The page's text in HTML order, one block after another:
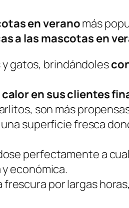
en veranomás
a las mascotas en
ygatos, brindándoles
en sus clientes
son más
superficie fresca
perfectamente a
económica.
frescura por largas